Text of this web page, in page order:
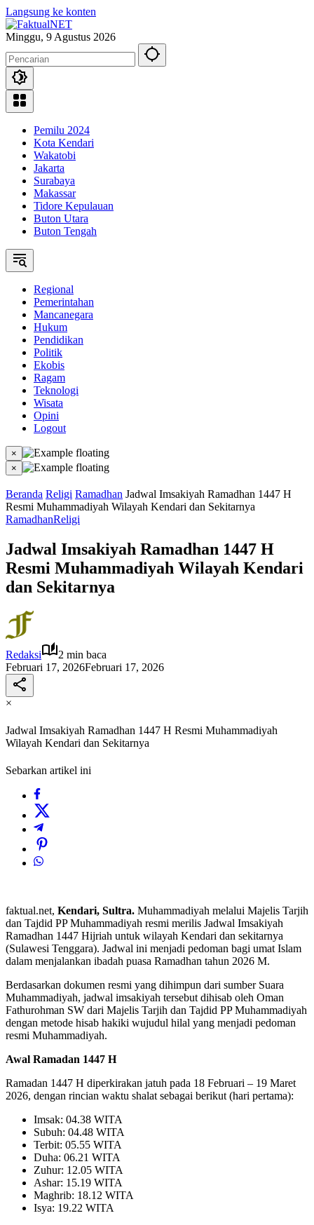
Langsung ke konten
Minggu, 9 Agustus 2026
Pemilu 2024
Kota Kendari
Wakatobi
Jakarta
Surabaya
Makassar
Tidore Kepulauan
Buton Utara
Buton Tengah
Regional
Pemerintahan
Mancanegara
Hukum
Pendidikan
Politik
Ekobis
Ragam
Teknologi
Wisata
Opini
Logout
×
×
Beranda Religi Ramadhan Jadwal Imsakiyah Ramadhan 1447 H
Resmi Muhammadiyah Wilayah Kendari dan Sekitarnya
RamadhanReligi
Jadwal Imsakiyah Ramadhan 1447 H
Resmi Muhammadiyah Wilayah Kendari
dan Sekitarnya
Redaksi
2 min baca
Februari 17, 2026Februari 17, 2026
×
Jadwal Imsakiyah Ramadhan 1447 H Resmi Muhammadiyah
Wilayah Kendari dan Sekitarnya
Sebarkan artikel ini
faktual.net, Kendari, Sultra. Muhammadiyah melalui Majelis Tarjih
dan Tajdid PP Muhammadiyah resmi merilis Jadwal Imsakiyah
Ramadhan 1447 Hijriah untuk wilayah Kendari dan sekitarnya
(Sulawesi Tenggara). Jadwal ini menjadi pedoman bagi umat Islam
dalam menjalankan ibadah puasa Ramadhan tahun 2026 M.
Berdasarkan dokumen resmi yang dihimpun dari sumber Suara
Muhammadiyah, jadwal imsakiyah tersebut dihisab oleh Oman
Fathurohman SW dari Majelis Tarjih dan Tajdid PP Muhammadiyah
dengan metode hisab hakiki wujudul hilal yang menjadi pedoman
resmi Muhammadiyah.
Awal Ramadan 1447 H
Ramadan 1447 H diperkirakan jatuh pada 18 Februari – 19 Maret
2026, dengan rincian waktu shalat sebagai berikut (hari pertama):
Imsak: 04.38 WITA
Subuh: 04.48 WITA
Terbit: 05.55 WITA
Duha: 06.21 WITA
Zuhur: 12.05 WITA
Ashar: 15.19 WITA
Maghrib: 18.12 WITA
Isya: 19.22 WITA